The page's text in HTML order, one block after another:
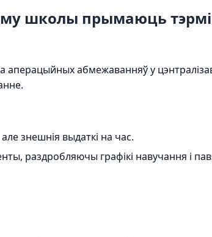
школы прымаюць
абмежаванняў у
знешнія выдаткі на час.
раздробляючы графікі навучання і